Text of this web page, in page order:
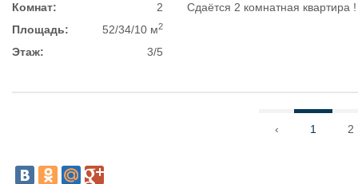
Комнат:
2
Площадь:
52/34/10 м2
Этаж: 3/5
Сдаëтся 2 комнатная
‹ 1 2